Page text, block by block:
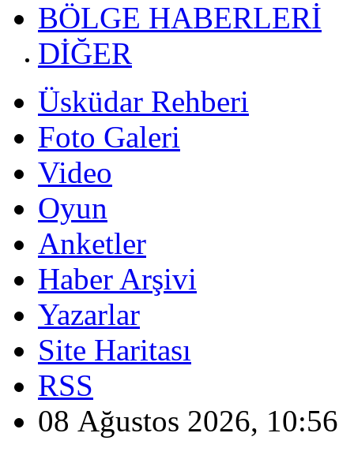
BÖLGE HABERLERİ
DİĞER
Üsküdar Rehberi
Foto Galeri
Video
Oyun
Anketler
Haber Arşivi
Yazarlar
Site Haritası
RSS
08 Ağustos 2026, 10:56